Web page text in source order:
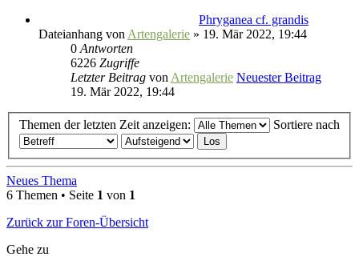
Phryganea cf. grandis
Dateianhang von Artengalerie » 19. Mär 2022, 19:44
0 Antworten
6226 Zugriffe
Letzter Beitrag von Artengalerie Neuester Beitrag
19. Mär 2022, 19:44
Themen der letzten Zeit anzeigen: Sortiere nach
Neues Thema
6 Themen • Seite 1 von 1
Zurück zur Foren-Übersicht
Gehe zu